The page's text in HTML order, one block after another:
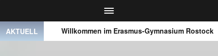
AKTUELL
● ● Willkommen im Erasmus-Gymnasium Rostock